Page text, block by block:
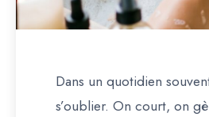
Dans un quotidien
s’oublier. On court, on